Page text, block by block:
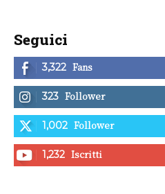
Seguici
3,322 Fans
323 Follower
1,002 Follower
1,232 Iscritti